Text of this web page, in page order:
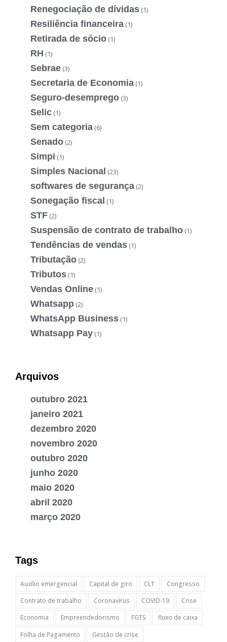
Renegociação de dívidas (1)
Resiliência financeira (1)
Retirada de sócio (1)
RH (1)
Sebrae (3)
Secretaria de Economia (1)
Seguro-desemprego (3)
Selic (1)
Sem categoria (6)
Senado (2)
Simpi (1)
Simples Nacional (23)
softwares de segurança (2)
Sonegação fiscal (1)
STF (2)
Suspensão de contrato de trabalho (1)
Tendências de vendas (1)
Tributação (2)
Tributos (1)
Vendas Online (1)
Whatsapp (2)
WhatsApp Business (1)
Whatsapp Pay (1)
Arquivos
outubro 2021
janeiro 2021
dezembro 2020
novembro 2020
outubro 2020
junho 2020
maio 2020
abril 2020
março 2020
Tags
Auxílio emergencial Capital de giro CLT
Congresso
Contrato de trabalho
Coronavírus COVID-19
Crise
Economia
Empreendedorismo FGTS
fluxo de caixa
Folha de Pagamento
Gestão de crise